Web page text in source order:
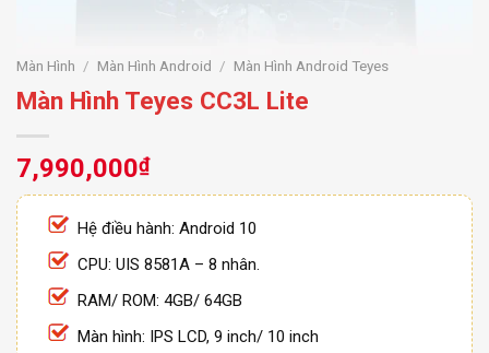
Màn Hình / Màn Hình Android / Màn Hình Android Teyes
Màn Hình Teyes CC3L Lite
7,990,000₫
Hệ điều hành: Android 10
CPU: UIS 8581A – 8 nhân.
RAM/ ROM: 4GB/ 64GB
Màn hình: IPS LCD, 9 inch/ 10 inch